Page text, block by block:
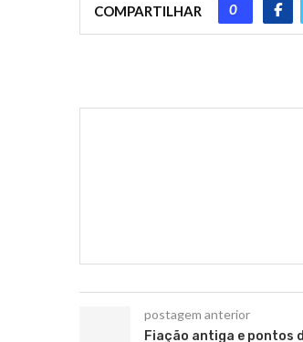
COMPARTILHAR 0
postagem anterior
Fiação antiga e pontos